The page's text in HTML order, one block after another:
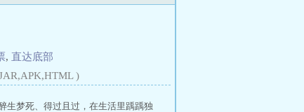
, 直达底部
)
生梦死、得过且过，在生活里踽踽独